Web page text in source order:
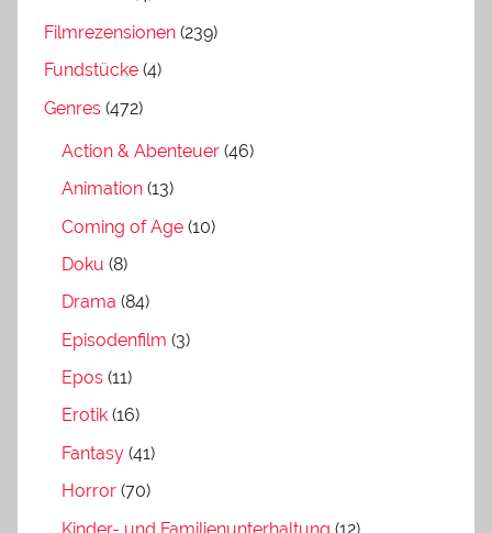
Filmrezensionen (239)
Fundstücke (4)
Genres (472)
Action & Abenteuer (46)
Animation (13)
Coming of Age (10)
Doku (8)
Drama (84)
Episodenfilm (3)
Epos (11)
Erotik (16)
Fantasy (41)
Horror (70)
Kinder- und Familienunterhaltung (12)